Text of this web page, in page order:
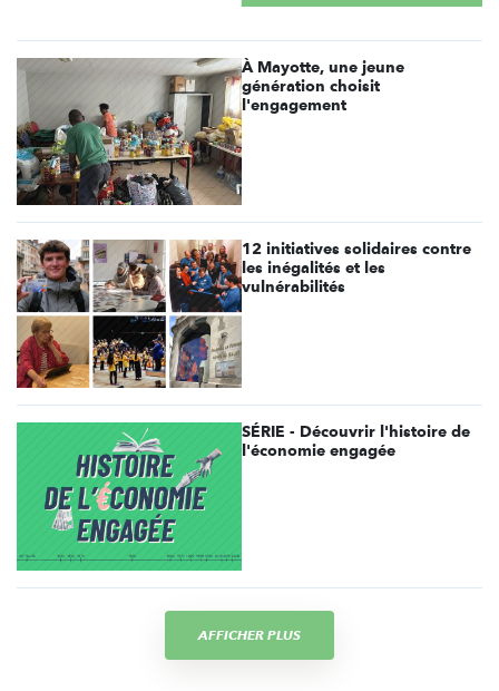
À Mayotte, une jeune
génération choisit
l'engagement
12 initiatives solidaires contre
les inégalités et les
vulnérabilités
SÉRIE - Découvrir l'histoire de
l'économie engagée
AFFICHER PLUS